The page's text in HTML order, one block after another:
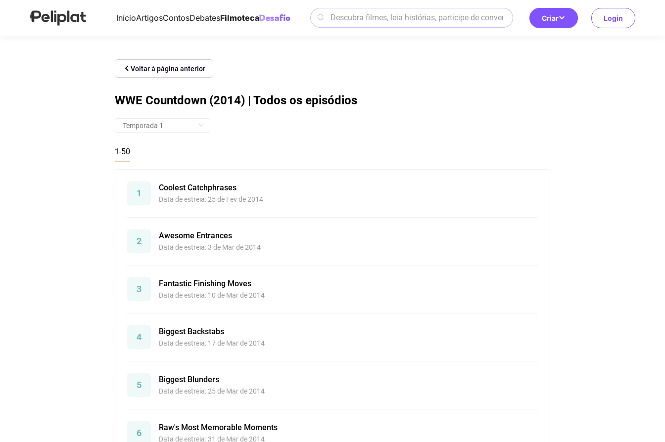
InícioArtigosContosDebatesFilmoteca Criar Login
Voltar à página anterior
WWE Countdown (2014) | Todos os episódios
1-50
1
Coolest Catchphrases
Data de estreia: 25 de Fev de 2014
2
Awesome Entrances
Data de estreia: 3 de Mar de 2014
3
Fantastic Finishing Moves
Data de estreia: 10 de Mar de 2014
4
Biggest Backstabs
Data de estreia: 17 de Mar de 2014
5
Biggest Blunders
Data de estreia: 25 de Mar de 2014
6
Raw's Most Memorable Moments
Data de estreia: 31 de Mar de 2014